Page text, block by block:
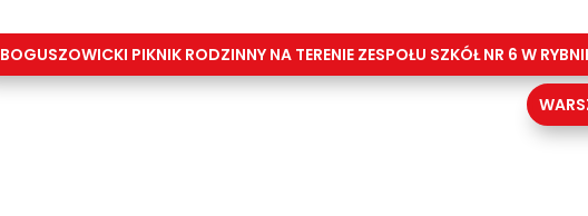
BOGUSZOWICKI PIKNIK RODZINNY NA TERENIE ZESPOŁU SZKÓŁ NR 6 W